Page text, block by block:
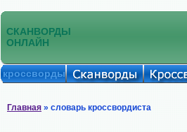
СКАНВОРДЫ
ОНЛАЙН
кроссворды
Главная » словарь кроссвордиста